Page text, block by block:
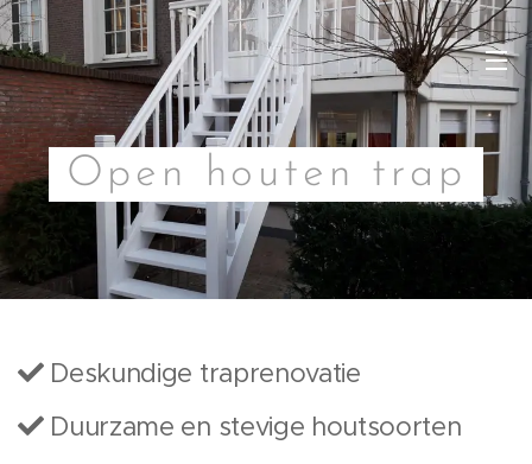
Open houten trap
Deskundige traprenovatie
Duurzame en stevige houtsoorten